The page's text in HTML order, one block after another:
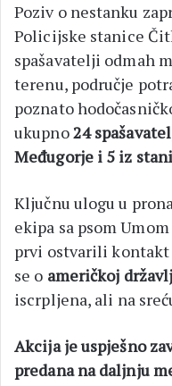
Poziv o nestanku
Policijske stanice
spašavatelji odmah
terenu, područje
poznato
ukupno24
Međugorje i 5 iz
Ključnu ulogu u
ekipa sa psom
prvi ostvarili kontakt
se o američkoj
iscrpljena, ali na
Akcija je uspješno
predana na daljnju